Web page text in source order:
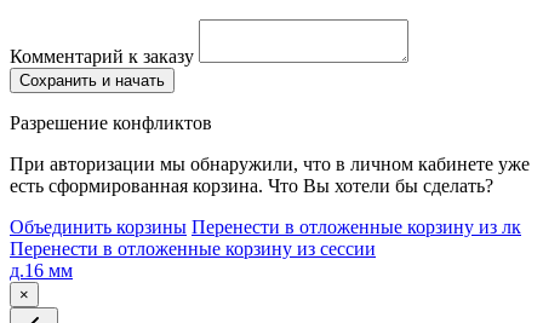
Комментарий к заказу
Сохранить и начать
Разрешение конфликтов
При авторизации мы обнаружили, что в личном кабинете уже
есть сформированная корзина. Что Вы хотели бы сделать?
Объединить корзины Перенести в отложенные корзину из лк
Перенести в отложенные корзину из сессии
д.16 мм
×